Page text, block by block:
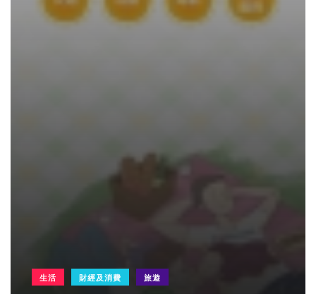
生活 財經及消費 旅遊